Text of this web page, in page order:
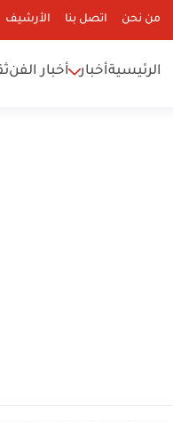
من نحن اتصل بنا الأرشيف
الرئيسيةأخبار أخبار الفن